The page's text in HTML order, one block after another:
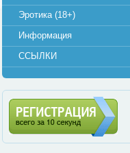
Эротика (18+)
Информация
ССЫЛКИ
Регистрация (всего за 10